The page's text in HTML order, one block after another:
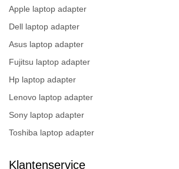
Apple laptop adapter
Dell laptop adapter
Asus laptop adapter
Fujitsu laptop adapter
Hp laptop adapter
Lenovo laptop adapter
Sony laptop adapter
Toshiba laptop adapter
Klantenservice